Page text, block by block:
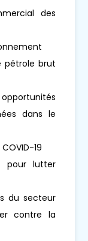
des
pétrole brut
dans le
19
pour lutter
du secteur
contre la